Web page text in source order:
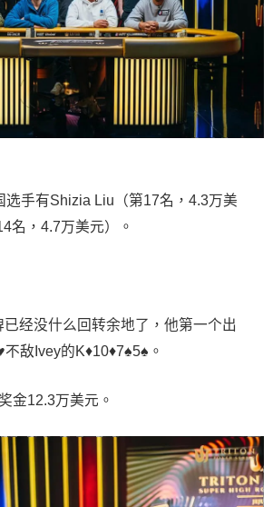
选手有Shizia Liu（第17名，4.3万美
名，4.7万美元）。
经没什么回转余地了，他第一个出
敌Ivey的K♦10♦7♠5♠。
金12.3万美元。